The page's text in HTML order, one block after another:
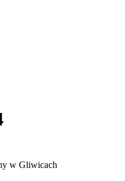
w Gliwicach